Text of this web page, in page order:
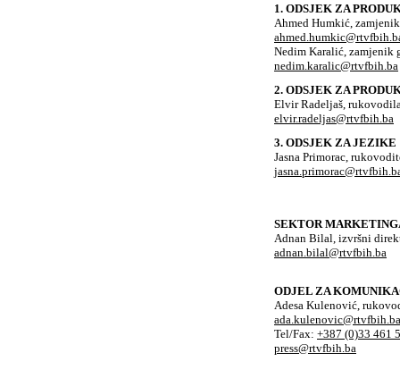
1. ODSJEK ZA
Ahmed Humkić,
Nedim Karalić, zamjenik
nedim.karalic@rtvfbih.ba
2. ODSJEK ZA
Elvir Radeljaš,
elvir.radeljas@rtvfbih.ba
3. ODSJEK ZA JEZIKE
Jasna Primorac,
SEKTOR
Adnan Bilal, izvršni
adnan.bilal@rtvfbih.ba
ODJEL ZA
Adesa Kulenović,
ada.kulenovic@rtvfbih.ba
Tel/Fax: +387 (0)33 461
press@rtvfbih.ba